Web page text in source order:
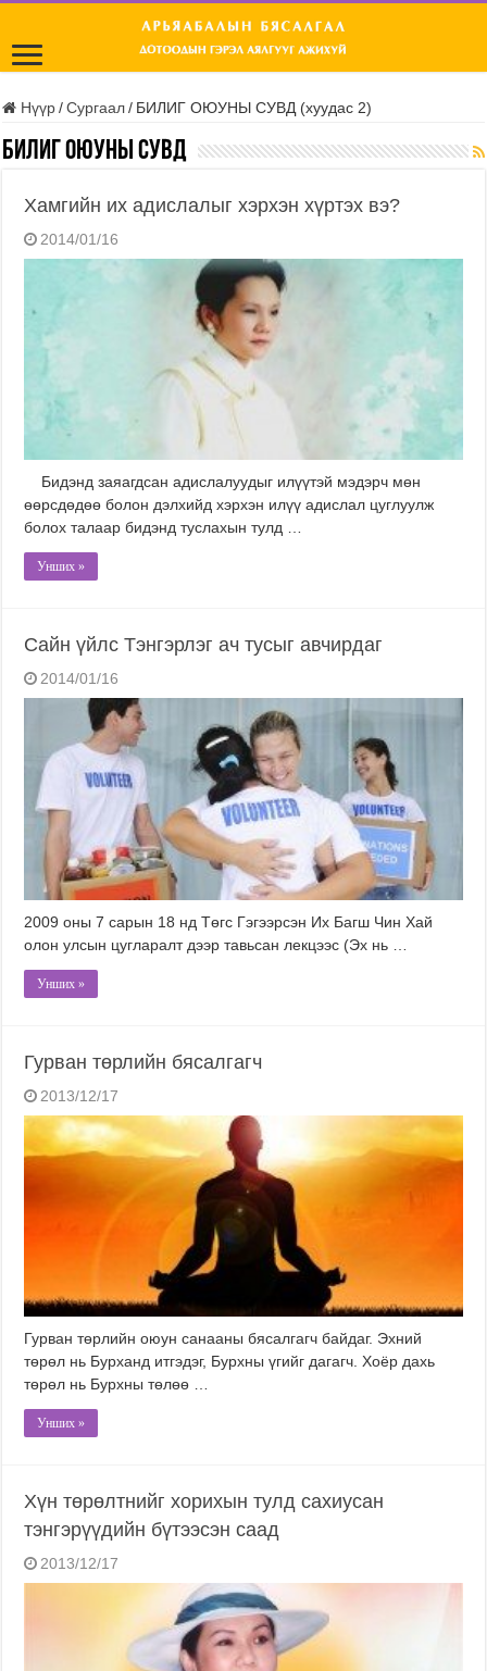
Нүүр / Сургаал / БИЛИГ ОЮУНЫ СУВД (хуудас 2)
БИЛИГ ОЮУНЫ СУВД
Хамгийн их адислалыг хэрхэн хүртэх вэ?
2014/01/16
Бидэнд заяагдсан адислалуудыг илүүтэй мэдэрч мөн
өөрсдөдөө болон дэлхийд хэрхэн илүү адислал цуглуулж
болох талаар бидэнд туслахын тулд …
Унших »
Сайн үйлс Тэнгэрлэг ач тусыг авчирдаг
2014/01/16
2009 оны 7 сарын 18 нд Төгс Гэгээрсэн Их Багш Чин Хай
олон улсын цугларалт дээр тавьсан лекцээс (Эх нь …
Унших »
Гурван төрлийн бясалгагч
2013/12/17
Гурван төрлийн оюун санааны бясалгагч байдаг. Эхний
төрөл нь Бурханд итгэдэг, Бурхны үгийг дагагч. Хоёр дахь
төрөл нь Бурхны төлөө …
Унших »
Хүн төрөлтнийг хорихын тулд сахиусан
тэнгэрүүдийн бүтээсэн саад
2013/12/17